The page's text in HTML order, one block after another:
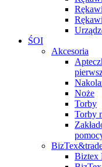
ŚOI
Akcesoria
Noże
Torby
Torby
Biztex